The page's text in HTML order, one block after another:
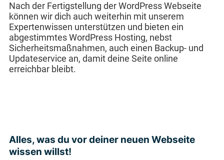
Nach der Fertigstellung der WordPress Webseite
können wir dich auch weiterhin mit unserem
Expertenwissen unterstützen und bieten ein
abgestimmtes WordPress Hosting, nebst
Sicherheitsmaßnahmen, auch einen Backup- und
Updateservice an, damit deine Seite online
erreichbar bleibt.
Alles, was du vor deiner neuen Webseite
wissen willst!